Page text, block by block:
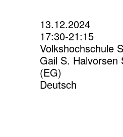
13.12.2024
17:30-21:15
Volkshochschule
Gail S.
(EG)
Deutsch